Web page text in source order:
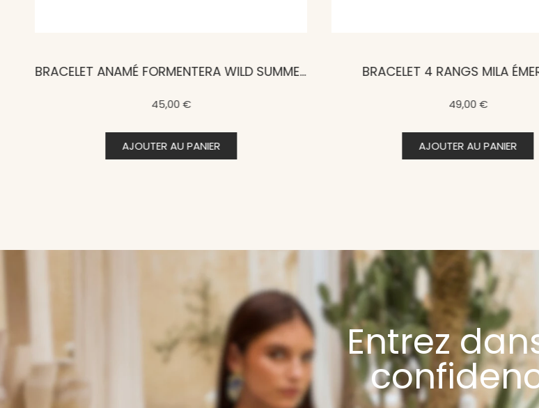
BRACELET ANAMÉ FORMENTERA WILD SUMMER NAUTILE
45,00 €
AJOUTER AU PANIER
BRACELET 4 RANGS MILA
49,00 €
AJOUTER AU PANIER
Entrez